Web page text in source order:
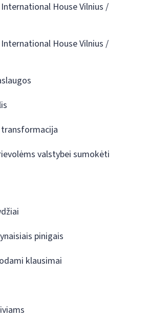
House Vilnius /
House Vilnius /
valstybei sumokėti
pinigais
klausimai